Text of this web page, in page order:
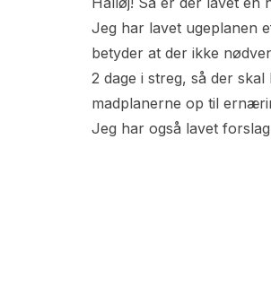
Jeg har lavet ugeplanen
betyder at der ikke
2 dage i streg, så der
madplanerne op til
Jeg har også lavet